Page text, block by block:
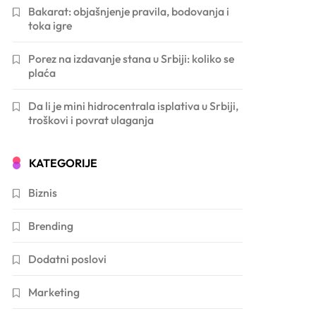
Bakarat: objašnjenje pravila, bodovanja i
toka igre
Porez na izdavanje stana u Srbiji: koliko se
plaća
Da li je mini hidrocentrala isplativa u Srbiji,
troškovi i povrat ulaganja
KATEGORIJE
Biznis
Brending
Dodatni poslovi
Marketing